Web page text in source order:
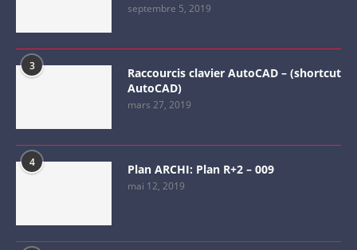
septembre 5, 2019
3
Raccourcis clavier AutoCAD – (shortcut
AutoCAD)
mars 27, 2019
4 Plan ARCHI: Plan R+2 – 009
mai 12, 2019